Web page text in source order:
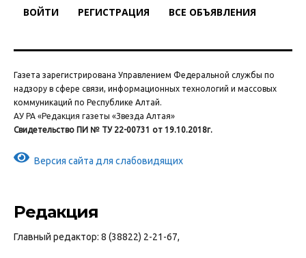
ВОЙТИ РЕГИСТРАЦИЯ ВСЕ ОБЪЯВЛЕНИЯ
Газета зарегистрирована Управлением Федеральной службы по
надзору в сфере связи, информационных технологий и массовых
коммуникаций по Республике Алтай.
АУ РА «Редакция газеты «Звезда Алтая»
Свидетельство ПИ № ТУ 22-00731 от 19.10.2018г.
Версия сайта для слабовидящих
Редакция
Главный редактор: 8 (38822) 2-21-67,